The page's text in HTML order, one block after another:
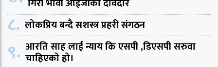
८. लोकप्रिय बन्दै सशस्त्र प्रहरी संगठन
९. आरति साह लाई न्याय कि एसपी ,डिएसपी सरुवा
चाहिएको हो।